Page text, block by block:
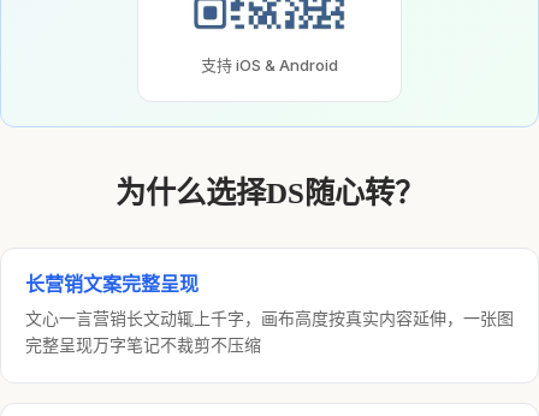
支持 iOS & Android
为什么选择DS随心转？
长营销文案完整呈现
文心一言营销长文动辄上千字，画布高度按真实内容延伸，一张图
完整呈现万字笔记不裁剪不压缩